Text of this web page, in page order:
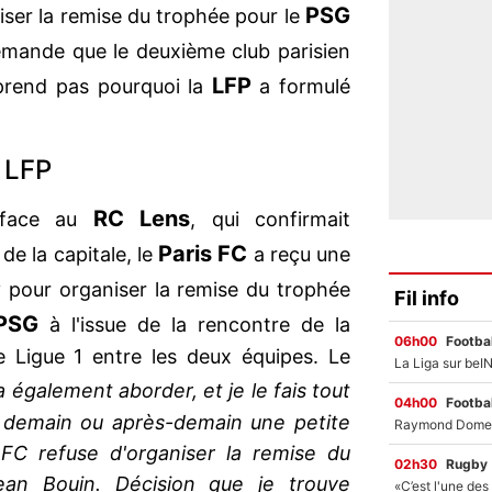
la remise du trophée pour le PSG
que le deuxième club parisien
pas pourquoi la LFP a formulé
face au RC Lens, qui confirmait
la capitale, le Paris FC a reçu une
pour organiser la remise du trophée
à l'issue de la rencontre de la
1 entre les deux équipes. Le
également aborder, et je le fais tout
ou après-demain une petite
refuse d'organiser la remise du
Bouin. Décision que je trouve
Fil info
06h00
04h00
02h30 Rugby